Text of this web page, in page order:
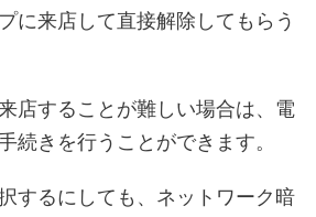
に来店して直接解除してもらう
店することが難しい場合は、電
続きを行うことができます。
するにしても、ネットワーク暗